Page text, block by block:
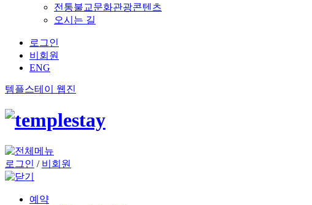
전통불교문화관광콘텐츠
오시는 길
로그인
비회원
ENG
템플스테이 웹진
로그인 / 비회원
예약